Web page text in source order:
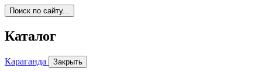
Поиск по сайту...
Каталог
Караганда Закрыть